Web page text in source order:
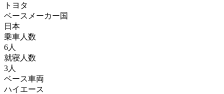
トヨタ
ベースメーカー国
日本
乗車人数
6人
就寝人数
3人
ベース車両
ハイエース